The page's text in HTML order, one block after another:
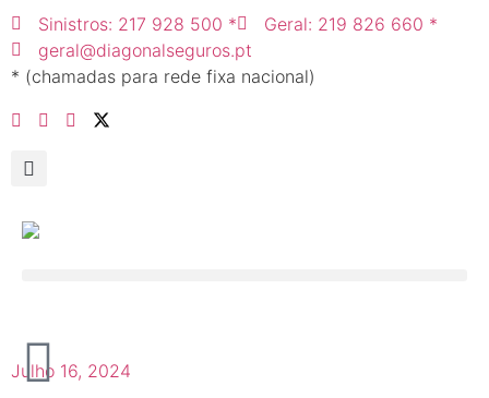
Sinistros: 217 928 500 *
Geral: 219 826 660 *
geral@diagonalseguros.pt
* (chamadas para rede fixa nacional)
Julho 16, 2024